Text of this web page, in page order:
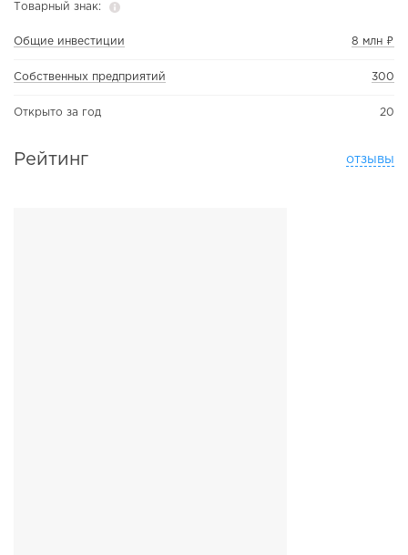
Товарный знак:
Общие инвестиции 8 млн ₽
Собственных предприятий 300
Открыто за год 20
Рейтинг отзывы